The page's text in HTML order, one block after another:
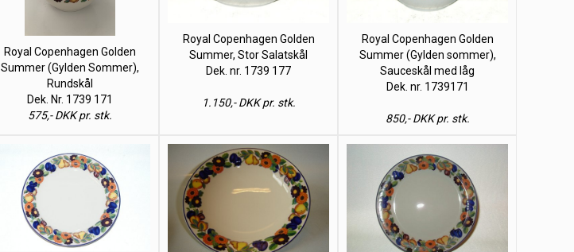
Royal Copenhagen Golden
Summer (Gylden Sommer),
Rundskål
Dek. Nr. 1739 171
575,- DKK pr. stk.
Royal Copenhagen Golden
Summer, Stor Salatskål
Dek. nr. 1739 177
1.150,- DKK pr. stk.
Royal Copenhagen Golden
Summer (Gylden sommer),
Sauceskål med låg
Dek. nr. 1739171
850,- DKK pr. stk.